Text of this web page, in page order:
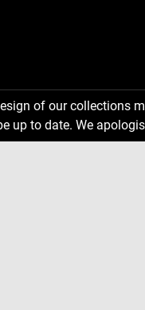
of our collections
up to date. We